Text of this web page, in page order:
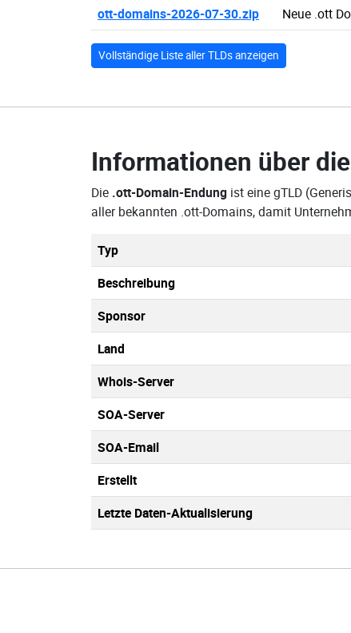
ott-domains-2026-07-30.zip Neue .ott
Vollständige Liste aller TLDs anzeigen
Informationen über die
Die .ott-Domain-Endung ist eine gTLD
aller bekannten .ott-Domains, damit
Typ
Beschreibung
Sponsor
Land
Whois-Server
SOA-Server
SOA-Email
Erstellt
Letzte Daten-Aktualisierung